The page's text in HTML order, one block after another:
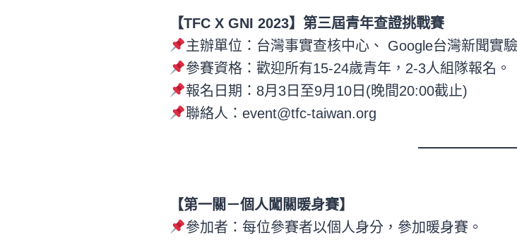
【TFC X GNI 2023】第三屆青年查證挑戰賽
主辦單位：台灣事實查核中心、 Google台灣新聞實
參賽資格：歡迎所有15-24歲青年，2-3人組隊報名。
報名日期：8月3日至9月10日(晚間20:00截止)
聯絡人： event@tfc-taiwan.org
【第一關－個人闖關暖身賽】
參加者：每位參賽者以個人身分，參加暖身賽。